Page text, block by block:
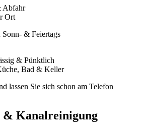
Abfahr
Ort
Sonn- & Feiertags
& Pünktlich
Bad & Keller
lassen Sie sich schon am Telefon
Kanalreinigung